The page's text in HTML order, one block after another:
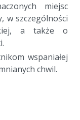
miejsc
w szczególności
a także o
wspaniałej
chwil.